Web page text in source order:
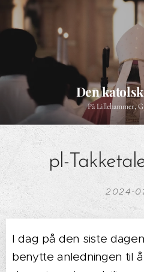
Den
På Lillehammer,
pl-
2024-
I dag på den siste
benytte anledningen til